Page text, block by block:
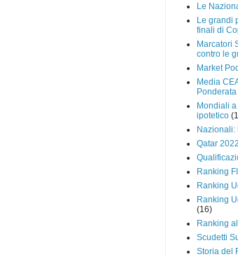
Le
Le grandi
finali di
Marcatori
contro le
Market
Media
Mondiali
ipotetico
Nazionali:
Qatar 2022
Ranking
Ranking
Ranking
(16)
Ranking
Scudetti
Storia del